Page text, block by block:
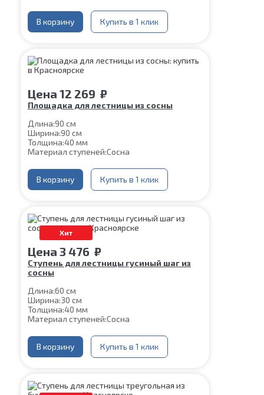
В корзину Купить в 1 клик
Цена 12 269 ₽
Площадка для лестницы из сосны
Длина:90 см
Ширина:90 см
Толщина:40 мм
Материал ступеней:Сосна
В корзину Купить в 1 клик
Хит
Цена 3 476 ₽
Ступень для лестницы гусиный шаг из
сосны
Длина:60 см
Ширина:30 см
Толщина:40 мм
Материал ступеней:Сосна
В корзину Купить в 1 клик